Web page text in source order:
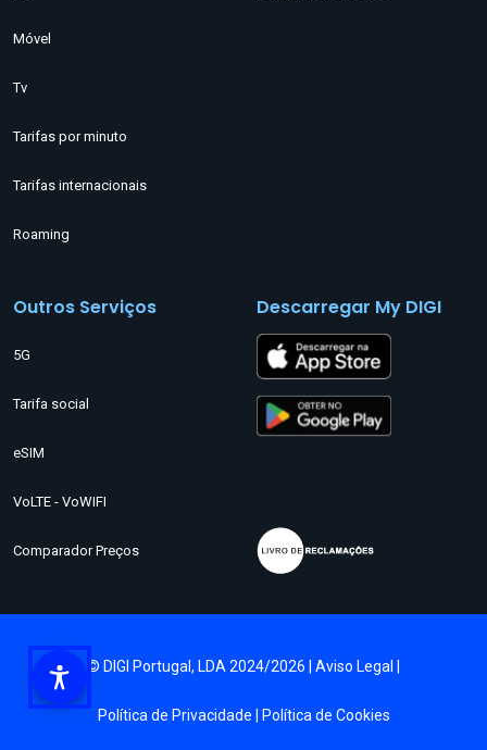
Móvel
Tv
Tarifas por minuto
Tarifas internacionais
Roaming
Outros Serviços
5G
Tarifa social
eSIM
VoLTE - VoWIFI
Comparador Preços
Descarregar My DIGI
© DIGI Portugal, LDA 2024/2026 | Aviso Legal
Política de Privacidade Política de Cookies